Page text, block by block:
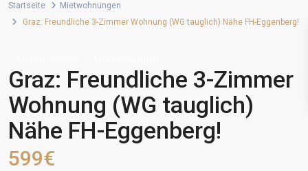
Startseite
Mietwohnungen
Graz: Freundliche 3-Zimmer Wohnung (WG tauglich) Nähe FH-Eggenberg!
Graz: Freundliche 3-Zimmer
Wohnung (WG tauglich)
Nähe FH-Eggenberg!
599€